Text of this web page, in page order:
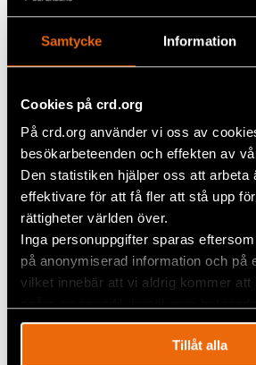
Samtycke Information
Cookies på crd.org
På crd.org använder vi oss av
besökarbeteenden och effekten av
Den statistiken hjälper oss att arbeta
effektivare för att få fler att stå upp
rättigheter världen över.
Inga personuppgifter sparas
på anonymiserad information och på
vilket innebär att vi aldrig kommer att
Tillåt alla
kvinnor inte kan hantera, särskilt
människorättsaktivist. Många får
för mycket för kvinnor att
risker, säger Dorcus. Men det har
henne.
– Det här är rätt plats och rätt
rapportera om kvinnors
rättigheter som kränks för andra
ser det som ett kall.
Joan